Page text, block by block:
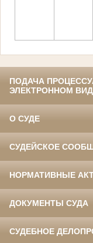
ПОДАЧА
ЭЛЕКТРОННОМ
О СУДЕ
СУДЕЙСКОЕ
НОРМАТИВНЫЕ
ДОКУМЕНТЫ СУДА
СУДЕБНОЕ